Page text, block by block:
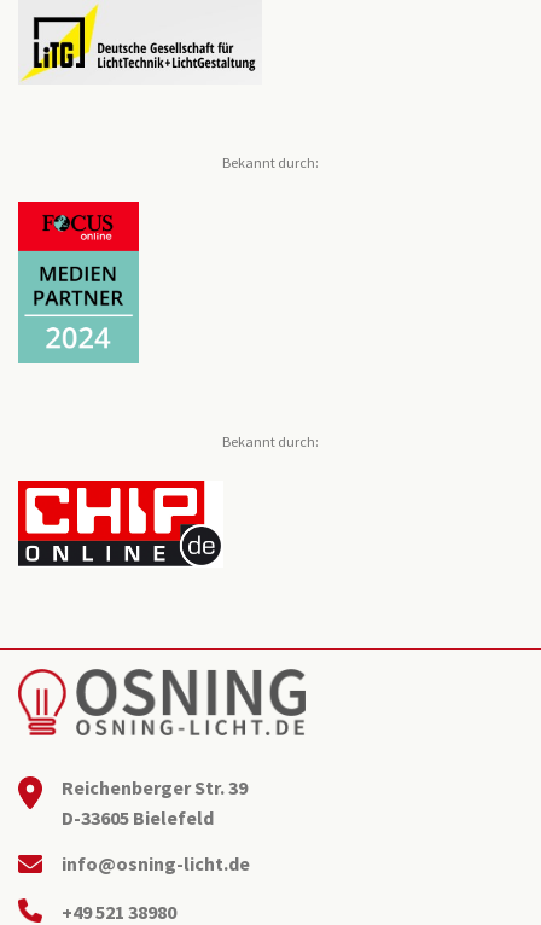
Bekannt durch:
Bekannt durch:
Reichenberger Str. 39
D-33605 Bielefeld
info@osning-licht.de
+49 521 38980